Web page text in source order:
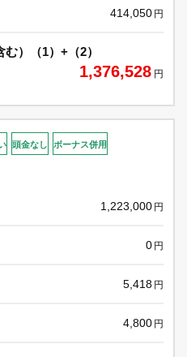
414,050 円
）（1）+（2）
1,376,528 円
頭金なし ボーナス併用
1,223,000 円
0 円
5,418 円
4,800 円